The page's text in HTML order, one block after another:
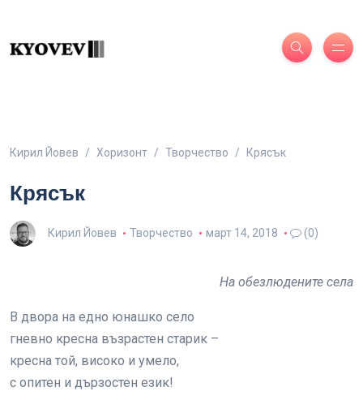
Кирил Йовев Хоризонт Творчество Крясък
Крясък
Кирил Йовев Творчество март 14, 2018 (0)
На обезлюдените села
В двора на едно юнашко село
гневно кресна възрастен старик –
кресна той, високо и умело,
с опитен и дързостен език!